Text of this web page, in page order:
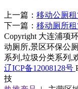
上一篇： 移动公厕
下一篇： 移动厕所
Copyright 大连浦项
动厕所,景区环保公
系列,垃圾分类系列,
辽ICP备12008128号
技